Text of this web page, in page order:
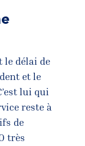
le délai de
et le
lui qui
reste à
de
très